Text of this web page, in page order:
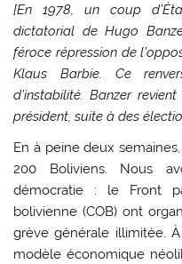
[En 1978, un coup
dictatorial de Hugo
féroce répression de
Klaus Barbie. Ce
d’instabilité. Banzer
président, suite à des
En à peine deux
200 Boliviens. Nous
démocratie : le Front
bolivienne (COB) ont
grève générale illimitée.
modèle économique